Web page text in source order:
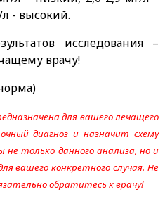
- высокий.
исследования –
врачу!
для вашего лечащего
диагноз и назначит схему
только данного анализа, но и
вашего конкретного случая. Не
обратитесь к врачу!